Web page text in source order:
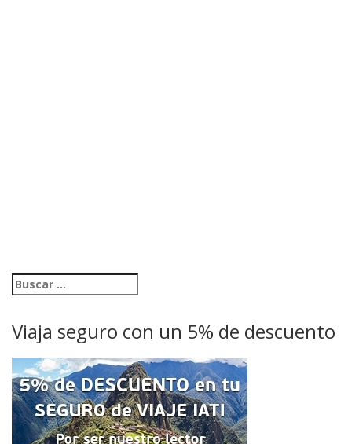
Viaja seguro con un 5% de descuento